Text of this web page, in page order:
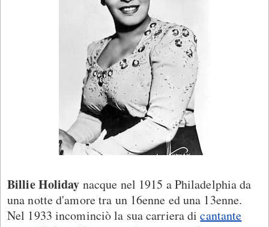
Billie Holiday nacque nel 1915 a Philadelphia da
una notte d'amore tra un 16enne ed una 13enne.
Nel 1933 incominciò la sua carriera dicantante